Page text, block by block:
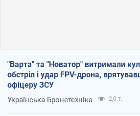
"Варта" та "Новатор" витримали
обстріл і удар FPV-дрона,
офіцеру ЗСУ
Українська Бронетехніка 2,0 т.